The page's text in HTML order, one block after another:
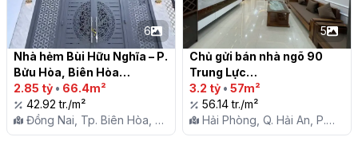
6
Nhà hẻm Bùi Hữu Nghĩa – P.
Bửu Hòa, Biên Hòa
2.85 tỷ • 66.4m²
42.92 tr./m²
Đồng Nai, Tp. Biên Hòa, P.
Bửu Hòa
5
Chủ gửi bán nhà ngõ 90
Trung Lực
3.2 tỷ • 57m²
56.14 tr./m²
Hải Phòng, Q. Hải An, P.
Đằng Lâm